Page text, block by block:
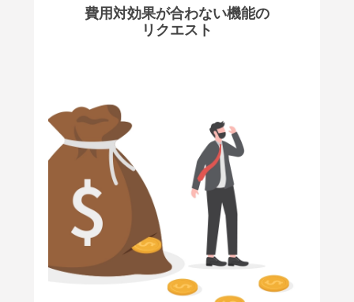
費用対効果が合わない機能の
リクエスト